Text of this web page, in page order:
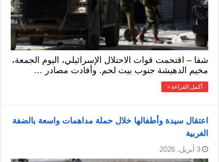
شفا – اقتحمت قوات الاحتلال الإسرائيلي، اليوم الجمعة،
مخيم الدهيشة جنوب بيت لحم. وأفادت مصادر …
أكمل القراءة »
اعتقال سيدة وأطفالها خلال حملة مداهمات واسعة بالضفة
الغربية
3 أبريل، 2026